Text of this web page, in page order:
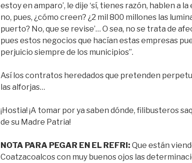
estoy en amparo’, le dije ‘sí, tienes razón, hablen a
no, pues, ¿cómo creen? ¿2 mil 800 millones las
puerto? No, que se revise’… O sea, no se trata de
pues estos negocios que hacían estas empresas
perjuicio siempre de los municipios”.
Así los contratos heredados que pretenden
las alforjas…
¡Hostia! ¡A tomar por ya saben dónde, filibusteros
de su Madre Patria!
NOTA PARA PEGAR EN EL REFRI: Que están
Coatzacoalcos con muy buenos ojos las